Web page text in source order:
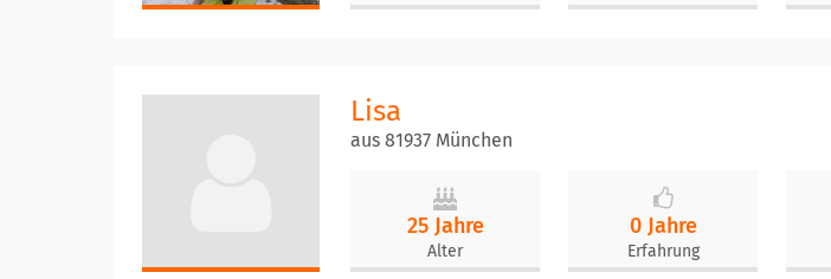
Lisa
aus 81937 München
25 Jahre
Alter
0 Jahre
Erfahrung